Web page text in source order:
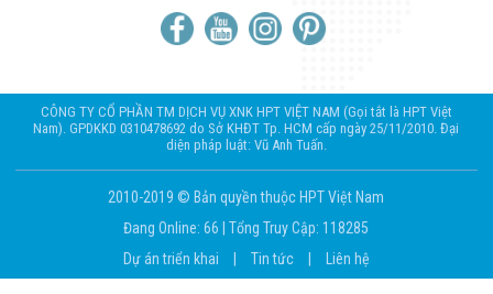
CÔNG TY CỔ PHẦN TM DỊCH VỤ XNK HPT VIỆT NAM (Gọi tắt là HPT Việt
Nam). GPDKKD 0310478692 do Sở KHĐT Tp. HCM cấp ngày 25/11/2010. Đại
diện pháp luật: Vũ Anh Tuấn.
2010-2019 © Bản quyền thuộc HPT Việt Nam
Đang Online: 66 |Tổng Truy Cập: 118285
Dự án triển khai
Tin tức Liên hệ